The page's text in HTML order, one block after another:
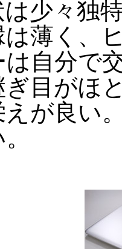
少々独
は薄く、
は自分で
ぎ目がほ
えが良い